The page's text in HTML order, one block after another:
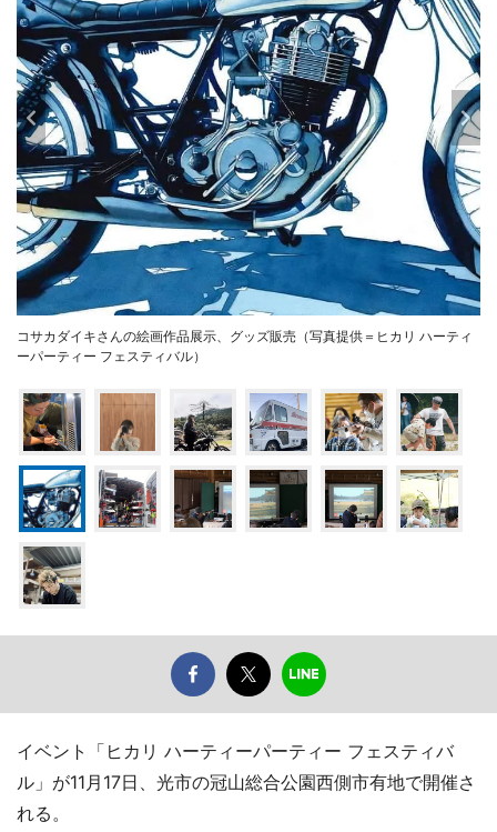
コサカダイキさんの絵画作品展示、グッズ販売（写真提供＝ヒカリ ハーティ
ーパーティー フェスティバル）
イベント「ヒカリ ハーティーパーティー フェスティバ
ル」が11月17日、光市の冠山総合公園西側市有地で開催さ
れる。